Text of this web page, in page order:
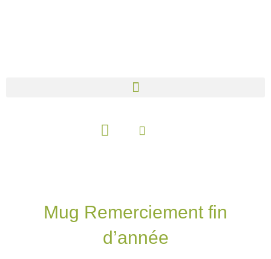
Panier
Mug Remerciement fin
d’année